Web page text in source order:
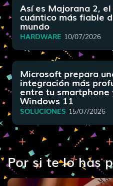
Así es Majorana 2,
cuántico más fiable
mundo
HARDWARE 10/07/2026
Microsoft prepara
integración más
entre tu smartphone
Windows 11
SOLUCIONES 15/07/2026
Por si te lo has